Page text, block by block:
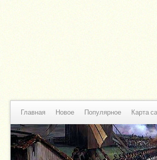
Главная Новое Популярное Карта